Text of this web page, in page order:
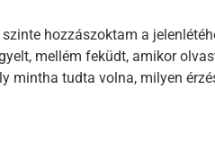
hozzászoktam a
mellém feküdt, amikor
mintha tudta volna, milyen